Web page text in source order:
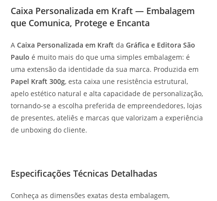
Caixa Personalizada em Kraft — Embalagem
que Comunica, Protege e Encanta
ACaixa Personalizada em Kraft daGráfica e Editora São
Paulo é muito mais do que uma simples embalagem: é
uma extensão da identidade da sua marca. Produzida em
Papel Kraft 300g, esta caixa une resistência estrutural,
apelo estético natural e alta capacidade de personalização,
tornando-se a escolha preferida de empreendedores, lojas
de presentes, ateliês e marcas que valorizam a experiência
de unboxing do cliente.
Especificações Técnicas Detalhadas
Conheça as dimensões exatas desta embalagem,